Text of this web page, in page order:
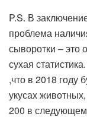
P.S. В
проблема
сыворотки – это
сухая
,что в 2018 году
укусах
200 в